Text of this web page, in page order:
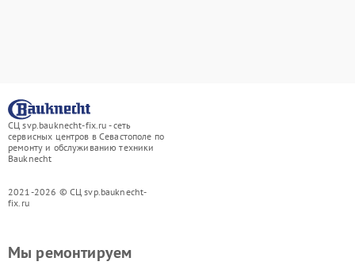
СЦ svp.bauknecht-fix.ru - сеть
сервисных центров в Севастополе по
ремонту и обслуживанию техники
Bauknecht
2021-2026 © СЦ svp.bauknecht-
fix.ru
Мы ремонтируем